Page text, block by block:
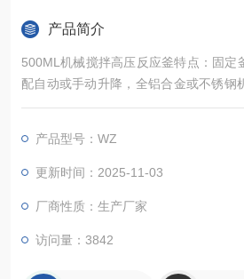
产品简介
500ML机械搅拌高压反应釜特点：固定
配自动或手动升降，全铝合金或不锈钢
器可以实现对反应釜的加热、冷却、搅
加氢反应、气液两相、液液两相、放
性，腐蚀性测试、精细化工、超临界反
产品型号：WZ
更新时间：2025-11-03
厂商性质：生产厂家
访问量：3842